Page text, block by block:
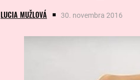
LUCIA MUŽLOVÁ 30. novembra 2016